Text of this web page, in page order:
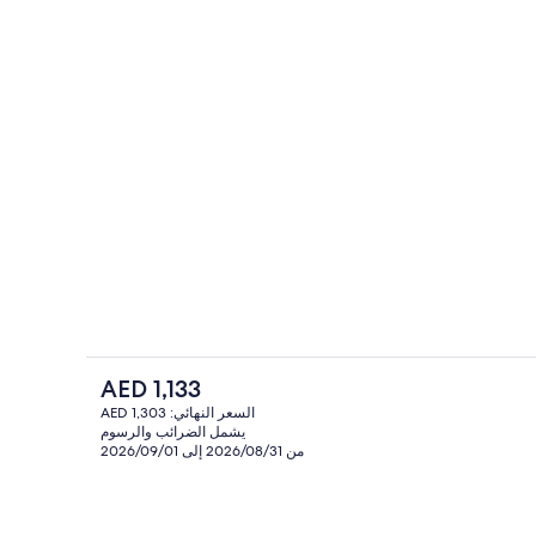
ومكتب وستائر تعتيم وتجهيزات عازلة للصوتبالقرب من الشاطئ، كراسي للتشمس،
السعر
الحالي
هو
AED
AED 1,133
السعر النهائي: AED 1,303
يشمل الضرائب والرسوم
من 2026/08/31 إلى 2026/09/01